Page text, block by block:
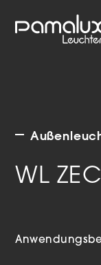
WL